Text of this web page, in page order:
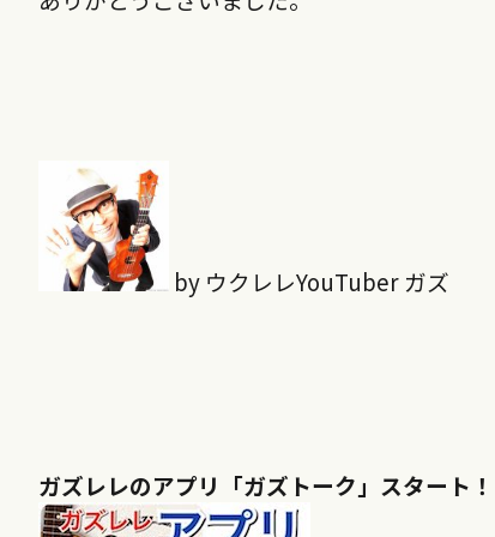
by ウクレレYouTuber ガズ
ガズレレのアプリ「ガズトーク」スタート！